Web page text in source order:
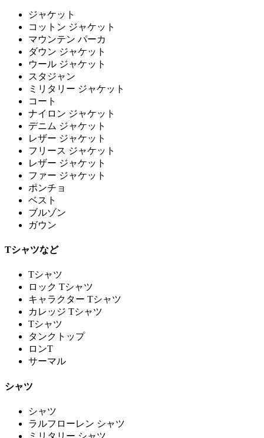
ジャケット
コットン ジャケット
マウンテン パーカ
ダウン ジャケット
ウール ジャケット
スタジャン
ミリタリー ジャケット
コート
ナイロン ジャケット
デニム ジャケット
レザー ジャケット
フリース ジャケット
レザー ジャケット
ファー ジャケット
ポンチョ
ベスト
ブルゾン
ガウン
Tシャツなど
Tシャツ
ロック Tシャツ
キャラクター Tシャツ
カレッジ Tシャツ
Tシャツ
タンクトップ
ロンT
サーマル
シャツ
シャツ
ラルフローレン シャツ
ミリタリー シャツ